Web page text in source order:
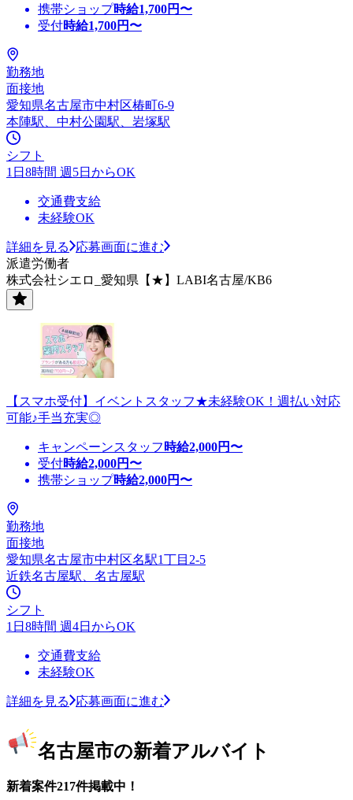
携帯ショップ時給1,700円〜
受付時給1,700円〜
勤務地
面接地
愛知県名古屋市中村区椿町6-9
本陣駅、中村公園駅、岩塚駅
シフト
1日8時間 週5日からOK
交通費支給
未経験OK
詳細を見る
応募画面に進む
派遣労働者
株式会社シエロ_愛知県【★】LABI名古屋/KB6
【スマホ受付】イベントスタッフ★未経験OK！週払い対応
可能♪手当充実◎
キャンペーンスタッフ 時給2,000円〜
受付時給2,000円〜
携帯ショップ時給2,000円〜
勤務地
面接地
愛知県名古屋市中村区名駅1丁目2-5
近鉄名古屋駅、名古屋駅
シフト
1日8時間 週4日からOK
交通費支給
未経験OK
詳細を見る 応募画面に進む
名古屋市の新着アルバイト
新着案件217件掲載中！